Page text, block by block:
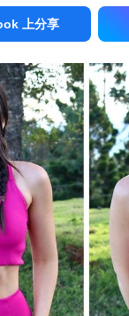
上分享